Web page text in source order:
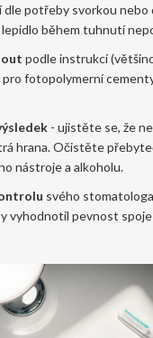
potřeby svorkou nebo
lepidlo během tuhnutí
podle instrukcí
pro fotopolymerní
- ujistěte se, že
hrana. Očistěte
nástroje a alkoholu.
svého stomatologa
vyhodnotil pevnost